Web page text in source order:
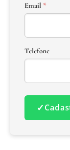
Email *
Telefone
✓